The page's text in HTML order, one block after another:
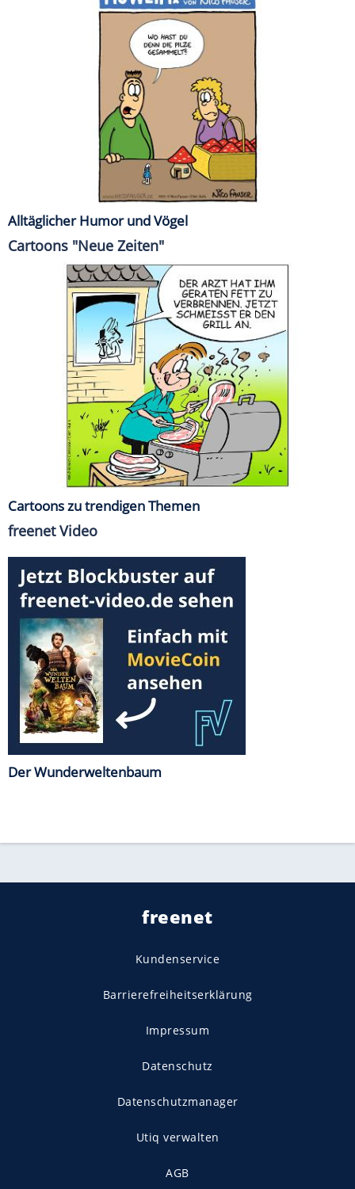
Alltäglicher Humor und Vögel
Cartoons "Neue Zeiten"
Cartoons zu trendigen Themen
freenet Video
Der Wunderweltenbaum
freenet
Kundenservice
Barrierefreiheitserklärung
Impressum
Datenschutz
Datenschutzmanager
Utiq verwalten
AGB